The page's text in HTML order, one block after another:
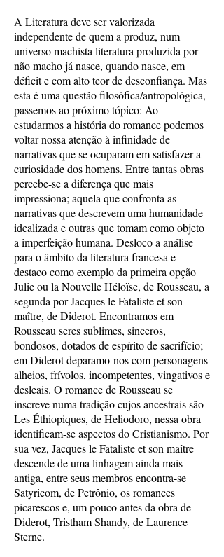
A Literatura deve ser valorizada
independente de quem a produz, num
universo machista literatura produzida por
não macho já nasce, quando nasce, em
déficit e com alto teor de desconfiança. Mas
esta é uma questão filosófica/antropológica,
passemos ao próximo tópico: Ao
estudarmos a história do romance podemos
voltar nossa atenção à infinidade de
narrativas que se ocuparam em satisfazer a
curiosidade dos homens. Entre tantas obras
percebe-se a diferença que mais
impressiona; aquela que confronta as
narrativas que descrevem uma humanidade
idealizada e outras que tomam como objeto
a imperfeição humana. Desloco a análise
para o âmbito da literatura francesa e
destaco como exemplo da primeira opção
Julie ou la Nouvelle Héloïse, de Rousseau, a
segunda por Jacques le Fataliste et son
maître, de Diderot. Encontramos em
Rousseau seres sublimes, sinceros,
bondosos, dotados de espírito de sacrifício;
em Diderot deparamo-nos com personagens
alheios, frívolos, incompetentes, vingativos e
desleais. O romance de Rousseau se
inscreve numa tradição cujos ancestrais são
Les Éthiopiques, de Heliodoro, nessa obra
identificam-se aspectos do Cristianismo. Por
sua vez, Jacques le Fataliste et son maître
descende de uma linhagem ainda mais
antiga, entre seus membros encontra-se
Satyricom, de Petrônio, os romances
picarescos e, um pouco antes da obra de
Diderot, Tristham Shandy, de Laurence
Sterne.